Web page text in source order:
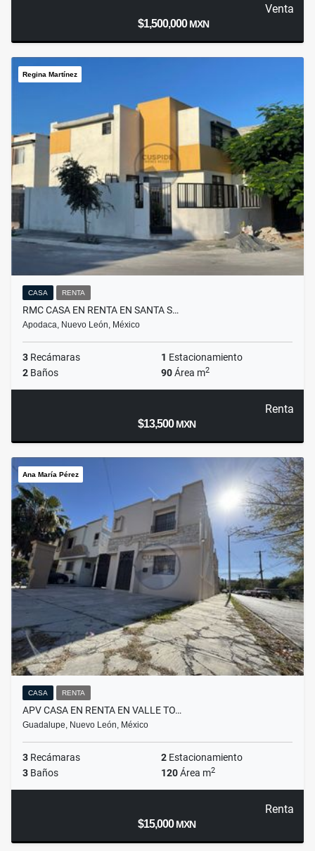
Venta
$1,500,000MXN
Regina Martínez
CASA RENTA
RMC CASA EN RENTA EN SANTA S…
Apodaca, Nuevo León, México
3 Recámaras 1 Estacionamiento
2 Baños 90Área m2
Renta
$13,500MXN
Ana María Pérez
CASA RENTA
APV CASA EN RENTA EN VALLE TO…
Guadalupe, Nuevo León, México
3 Recámaras 2 Estacionamiento
3 Baños 120Área m2
Renta
$15,000MXN